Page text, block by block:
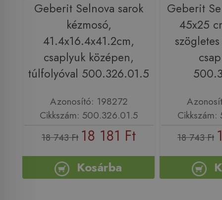
Geberit Selnova sarok
kézmosó,
41.4x16.4x41.2cm,
csaplyuk középen,
túlfolyóval 500.326.01.5
Azonosító: 198272
Cikkszám: 500.326.01.5
18 743 Ft 18 181 Ft
Kosárba
Geberit
45x25
18 743 Ft